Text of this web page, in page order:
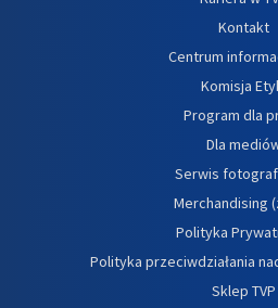
Kontakt
Centrum
Komisja
Program dla
Dla
Serwis
Merchandising
Polityka
Polityka przeciwdziałania
Sklep TVP